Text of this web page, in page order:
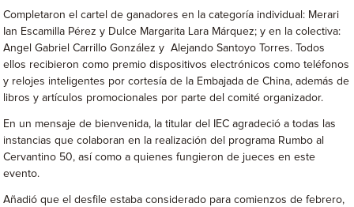
Completaron el cartel de ganadores en la categoría individual: Merari
Ian Escamilla Pérez y Dulce Margarita Lara Márquez; y en la colectiva:
Angel Gabriel Carrillo González y Alejando Santoyo Torres. Todos
ellos recibieron como premio dispositivos electrónicos como teléfonos
y relojes inteligentes por cortesía de la Embajada de China, además de
libros y artículos promocionales por parte del comité organizador.
En un mensaje de bienvenida, la titular del IEC agradeció a todas las
instancias que colaboran en la realización del programa Rumbo al
Cervantino 50, así como a quienes fungieron de jueces en este
evento.
Añadió que el desfile estaba considerado para comienzos de febrero,